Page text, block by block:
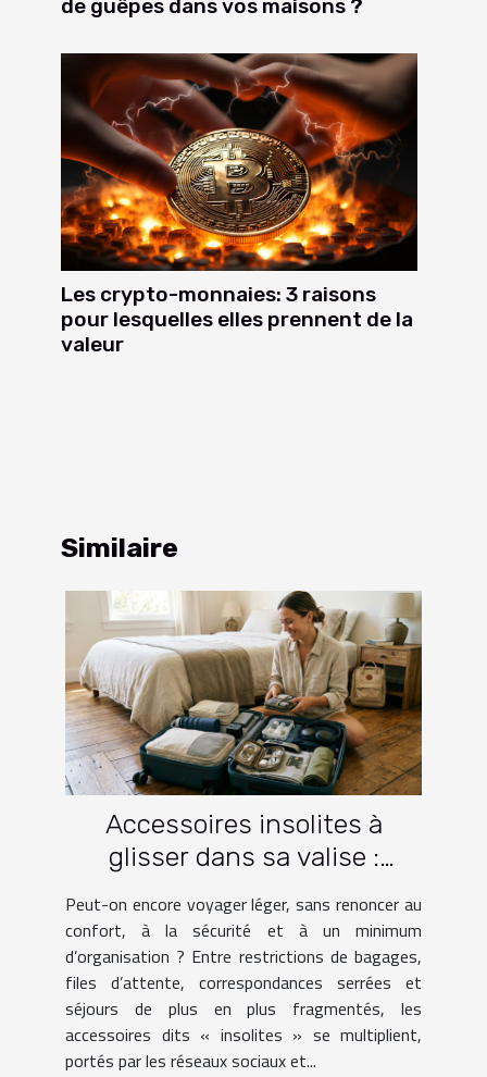
de guêpes dans vos maisons ?
Les crypto-monnaies: 3 raisons
pour lesquelles elles prennent de la
valeur
Similaire
Accessoires insolites à
glisser dans sa valise :
lesquels facilitent vraiment
le voyage ?
Peut-on encore voyager léger, sans renoncer au
confort, à la sécurité et à un minimum
d’organisation ? Entre restrictions de bagages,
files d’attente, correspondances serrées et
séjours de plus en plus fragmentés, les
accessoires dits « insolites » se multiplient,
portés par les réseaux sociaux et...